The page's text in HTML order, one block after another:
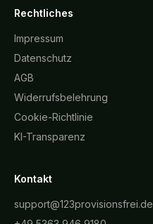
Rechtliches
Impressum
Datenschutz
AGB
Widerrufsbelehrung
Cookie-Richtlinie
KI-Transparenz
Kontakt
support@123provisionsfrei.de